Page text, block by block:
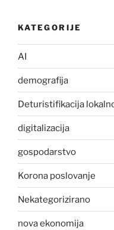
KATEGORIJE
AI
demografija
Deturistifikacija
digitalizacija
gospodarstvo
Korona poslovanje
Nekategorizirano
nova ekonomija